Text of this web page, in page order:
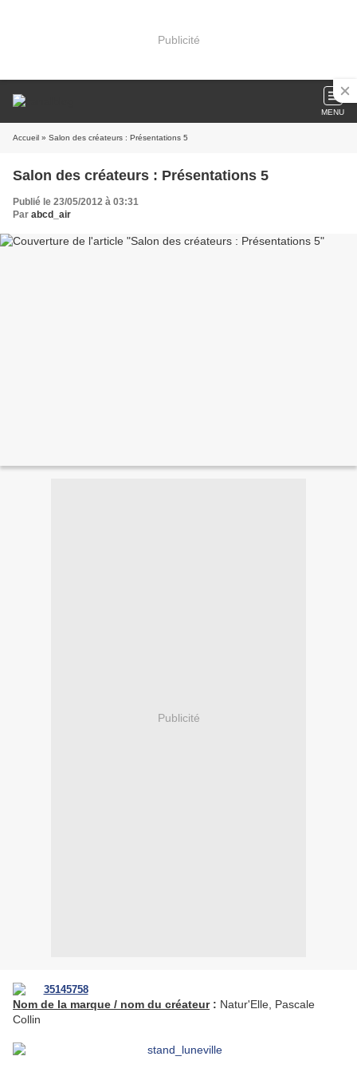
Publicité
MENU
Accueil » Salon des créateurs : Présentations 5
Salon des créateurs : Présentations 5
Publié le 23/05/2012 à 03:31
Par abcd_air
Publicité
Nom de la marque / nom du créateur: Natur'Elle, Pascale
Collin